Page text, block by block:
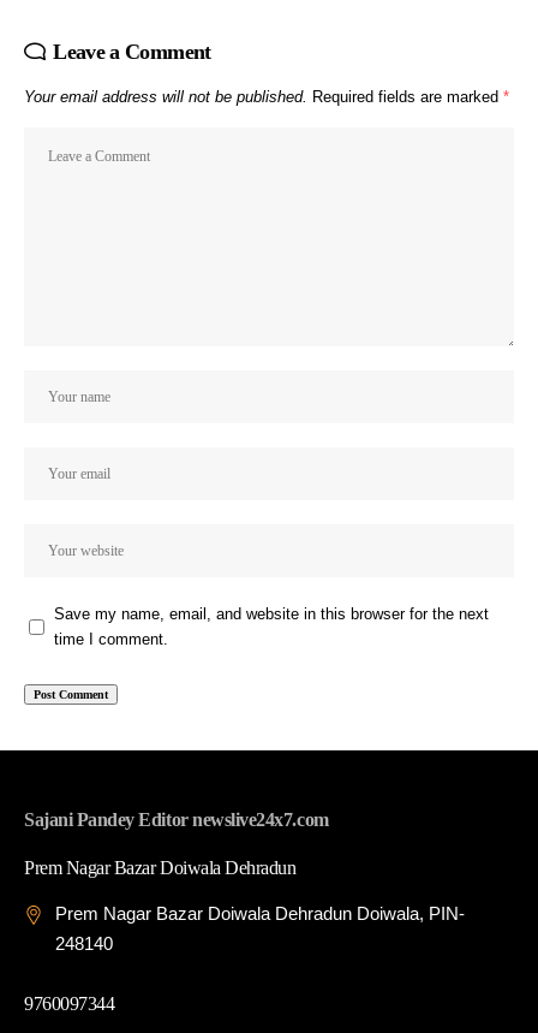
Leave a Comment
Your email address will not be published. Required fields are marked *
Save my name, email, and website in this browser for the next
time I comment.
Sajani Pandey Editor newslive24x7.com
Prem Nagar Bazar Doiwala Dehradun
Prem Nagar Bazar Doiwala Dehradun Doiwala, PIN-
248140
9760097344